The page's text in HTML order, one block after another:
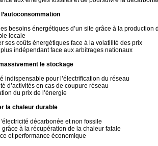
besoins énergétiques d’un site grâce à la production
locale
ses coûts énergétiques face à la volatilité des prix
indépendant face aux arbitrages nationaux
le stockage
indispensable pour l’électrification du réseau
d’activités en cas de coupure réseau
du prix de l’énergie
la chaleur durable
décarbonée et non fossile
grâce à la récupération de la chaleur fatale
et performance économique